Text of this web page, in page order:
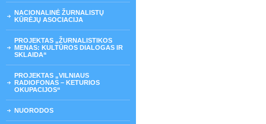
NACIONALINĖ ŽURNALISTŲ
KŪRĖJŲ ASOCIACIJA
PROJEKTAS „ŽURNALISTIKOS
MENAS: KULTŪROS DIALOGAS IR
SKLAIDA“
PROJEKTAS „VILNIAUS
RADIOFONAS – KETURIOS
OKUPACIJOS“
NUORODOS